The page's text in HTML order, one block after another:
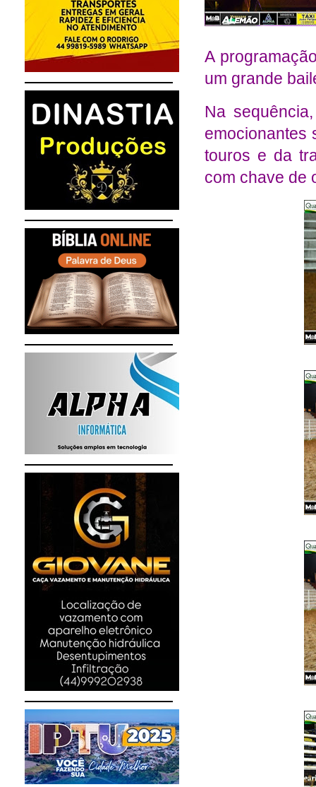
A
um grande
Na
emocionantes
touros e da
com chave de